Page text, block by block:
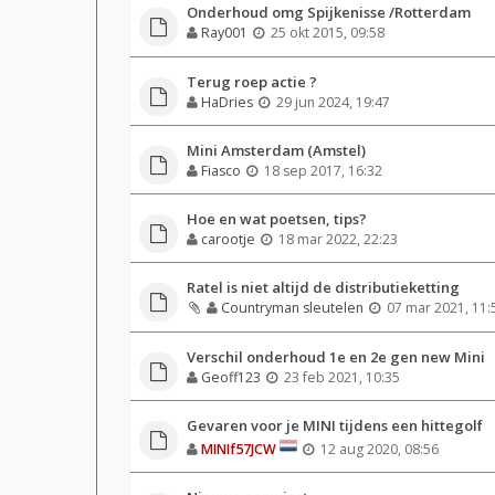
Onderhoud omg Spijkenisse /Rotterdam
Ray001 25 okt 2015, 09:58
Terug roep actie ?
HaDries 29 jun 2024, 19:47
Mini Amsterdam (Amstel)
Fiasco 18 sep 2017, 16:32
Hoe en wat poetsen, tips?
carootje 18 mar 2022, 22:23
Ratel is niet altijd de distributieketting
Countryman sleutelen 07 mar 2021,
Verschil onderhoud 1e en 2e gen new Mini
Geoff123 23 feb 2021, 10:35
Gevaren voor je MINI tijdens een hittegolf
MINIf57JCW 12 aug 2020, 08:56